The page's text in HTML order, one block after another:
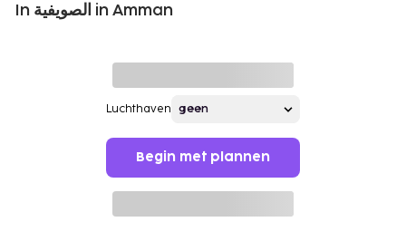
In الصويفية in Amman
Luchthaven
Begin met plannen